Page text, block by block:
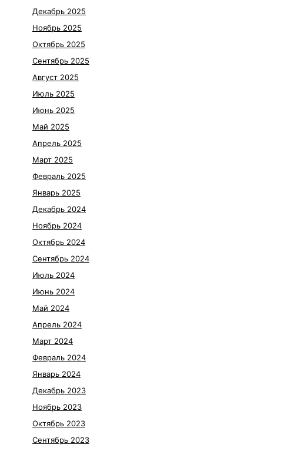
Декабрь 2025
Ноябрь 2025
Октябрь 2025
Сентябрь 2025
Август 2025
Июль 2025
Июнь 2025
Май 2025
Апрель 2025
Март 2025
Февраль 2025
Январь 2025
Декабрь 2024
Ноябрь 2024
Октябрь 2024
Сентябрь 2024
Июль 2024
Июнь 2024
Май 2024
Апрель 2024
Март 2024
Февраль 2024
Январь 2024
Декабрь 2023
Ноябрь 2023
Октябрь 2023
Сентябрь 2023